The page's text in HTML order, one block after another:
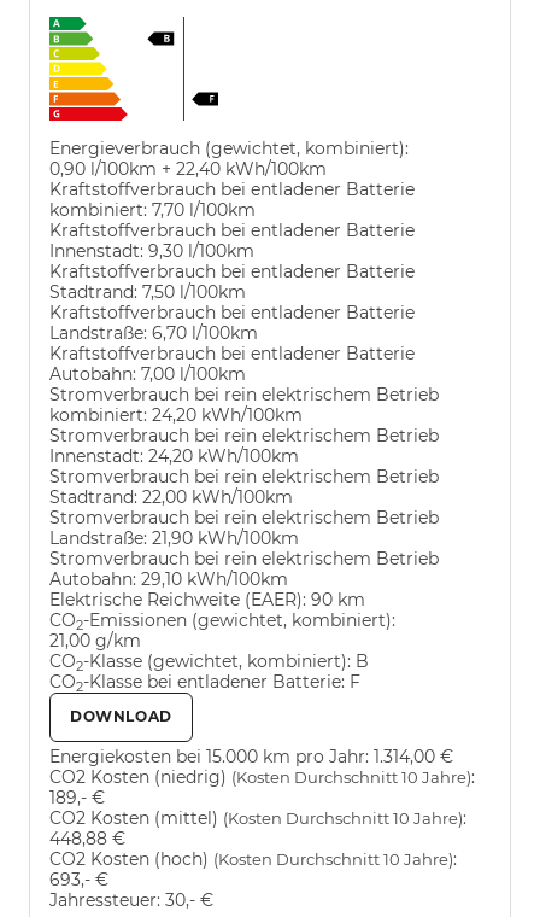
Energieverbrauch (gewichtet, kombiniert):
0,90 l/100km + 22,40 kWh/100km
Kraftstoffverbrauch bei entladener Batterie
kombiniert: 7,70 l/100km
Kraftstoffverbrauch bei entladener Batterie
Innenstadt: 9,30 l/100km
Kraftstoffverbrauch bei entladener Batterie
Stadtrand: 7,50 l/100km
Kraftstoffverbrauch bei entladener Batterie
Landstraße: 6,70 l/100km
Kraftstoffverbrauch bei entladener Batterie
Autobahn: 7,00 l/100km
Stromverbrauch bei rein elektrischem Betrieb
kombiniert: 24,20 kWh/100km
Stromverbrauch bei rein elektrischem Betrieb
Innenstadt: 24,20 kWh/100km
Stromverbrauch bei rein elektrischem Betrieb
Stadtrand: 22,00 kWh/100km
Stromverbrauch bei rein elektrischem Betrieb
Landstraße: 21,90 kWh/100km
Stromverbrauch bei rein elektrischem Betrieb
Autobahn: 29,10 kWh/100km
Elektrische Reichweite (EAER): 90 km
CO2-Emissionen (gewichtet, kombiniert):
21,00 g/km
CO2-Klasse (gewichtet, kombiniert): B
CO2-Klasse bei entladener Batterie: F
DOWNLOAD
Energiekosten bei 15.000 km pro Jahr: 1.314,00 €
CO2 Kosten (niedrig) (Kosten Durchschnitt 10 Jahre):
189,- €
CO2 Kosten (mittel) (Kosten Durchschnitt 10 Jahre):
448,88 €
CO2 Kosten (hoch) (Kosten Durchschnitt 10 Jahre):
693,- €
Jahressteuer: 30,- €